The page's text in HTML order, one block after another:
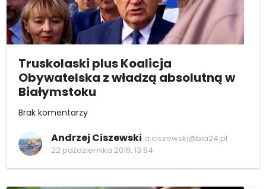
Truskolaski plus Koalicja
Obywatelska z władzą absolutną w
Białymstoku
Brak komentarzy
Andrzej Ciszewski a.ciszewski@bia24.pl
22 października 2018, 13:54